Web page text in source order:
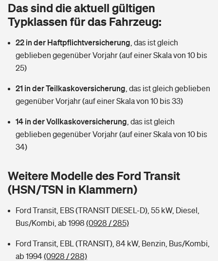
Tools
Wer versichert was: Jetzt Versicherer finden
Sie haben Fragen?
Glasversicherung
Mietkautionsversicherung
Restkreditversicherung
Tools
Hochwasser-Check: Wie gefährdet ist Ihr Haus?
Sie haben Fragen?
Kinderunfall­ver­si­che­rung
Kinderinvalidität
Hundehalter-Haftpflicht
Handyversicherung
Private Cyberversicherung
Zur Übersicht
Dread-Disease-Versicherung
Tierkrankenversicherung
Zur Übersicht
Tools
Wer versichert was: Jetzt Versicherer finden
Rentenrechner: Wie viel Geld bekomme ich im Alter?
Das sind die aktuell gültigen
Typklassen für das Fahrzeug:
22 in der Haftpflichtversicherung das ist gleich
geblieben gegenüber Vorjahr (auf einer Skala von 10 bis
25)
21 in der Teilkaskoversicherung das ist gleich geblieben
gegenüber Vorjahr (auf einer Skala von 10 bis 33)
14 in der Vollkaskoversicherung das ist gleich
geblieben gegenüber Vorjahr (auf einer Skala von 10 bis
34)
Weitere Modelle des Ford Transit
(HSN/TSN in Klammern)
Ford Transit, EBS (TRANSIT DIESEL-D), 55 kW, Diesel,
Bus/Kombi, ab 1998 (0928 / 285)
Ford Transit, EBL (TRANSIT), 84 kW, Benzin, Bus/Kombi,
ab 1994(0928 / 288)